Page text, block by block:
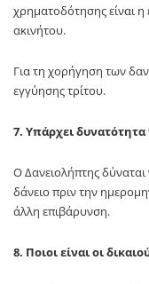
χρηματοδότησης είναι
ακινήτου.
Για τη χορήγηση των
εγγύησης τρίτου.
7. Υπάρχει
Ο Δανειολήπτης
δάνειο πριν την
άλλη επιβάρυνση.
8. Ποιοι είναι οι